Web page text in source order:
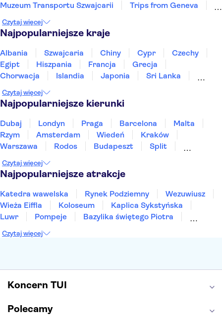
Muzeum Transportu Szwajcarii
Trips from Geneva
Jezioro Brienz
Jungfraujoch
Czytaj więcej
Najpopularniejsze kraje
Albania Szwajcaria Chiny Cypr
Czechy
Egipt
Hiszpania Francja
Grecja
Chorwacja
Islandia Japonia
Sri Lanka
Tunezja
Turcja Wietnam
Czytaj więcej
Najpopularniejsze kierunki
Dubaj Londyn Praga Barcelona
Malta
Rzym
Amsterdam Wiedeń
Kraków
Warszawa
Rodos Budapeszt
Split
Sopot
Gdynia Zakopane
Czytaj więcej
Najpopularniejsze atrakcje
Katedra wawelska Rynek Podziemny
Wezuwiusz
Wieża Eiffla
Koloseum
Kaplica Sykstyńska
Luwr
Pompeje
Bazylika świętego Piotra
Etna
Wawel
Czytaj więcej
Koncern TUI
Polecamy